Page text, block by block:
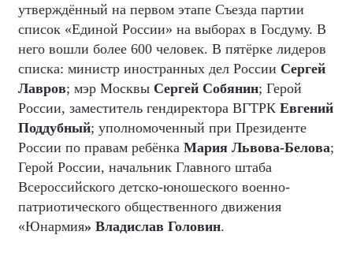
утверждённый на первом этапе Съезда партии
список «Единой России» на выборах в Госдуму. В
него вошли более 600 человек. В пятёрке лидеров
списка: министр иностранных дел России Сергей
Лавров; мэр Москвы Сергей Собянин; Герой
России, заместитель гендиректора ВГТРК Евгений
Поддубный; уполномоченный при Президенте
России по правам ребёнка Мария Львова-Белова;
Герой России, начальник Главного штаба
Всероссийского детско-юношеского военно-
патриотического общественного движения
«Юнармия» Владислав Головин.